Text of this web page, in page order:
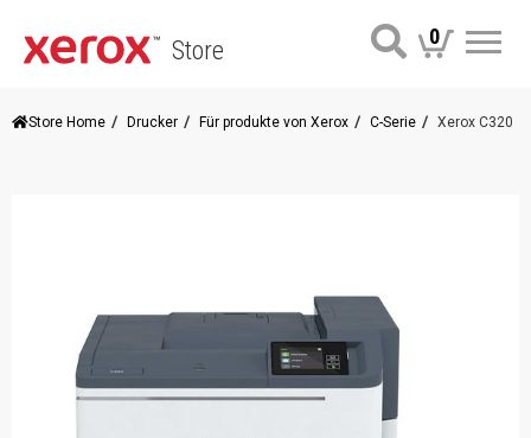
Store 0
Store Home Drucker Für produkte von Xerox C-Serie Xerox C320